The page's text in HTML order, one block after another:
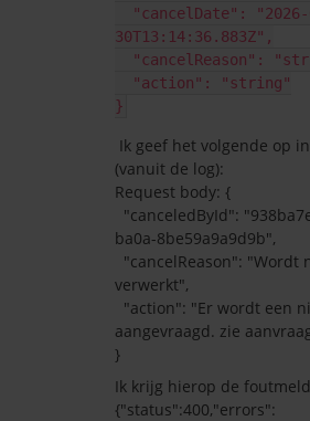
30T13:14:36.883Z",
"cancelReason":
  "action": "string"
}
Ik geef het volgende op
(vanuit de log):
Request body: {
"canceledById":
ba0a-8be59a9a9d9b",
"cancelReason": "Wordt
verwerkt",
"action": "Er wordt een
aangevraagd. zie
}
Ik krijg hierop de
{"status":400,"errors":